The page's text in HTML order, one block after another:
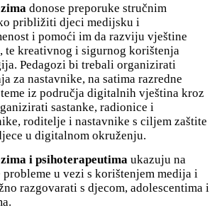
donose preporuke stručnim
približiti djeci medijsku i
i pomoći im da razviju vještine
kreativnog i sigurnog korištenja
Pedagozi bi trebali organizirati
za nastavnike, na satima razredne
iz područja digitalnih vještina kroz
sastanke, radionice i
roditelje i nastavnike s ciljem zaštite
u digitalnom okruženju.
i psihoterapeutima ukazuju na
u vezi s korištenjem medija i
razgovarati s djecom, adolescentima i